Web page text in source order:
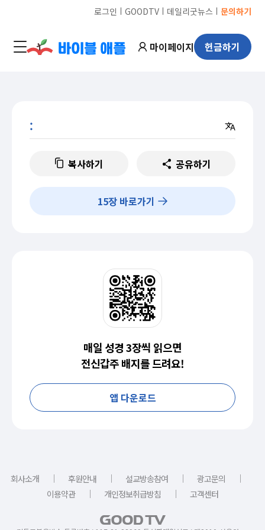
로그인 ㅣ GOODTVㅣ 데일리굿뉴스 ㅣ 문의하기
마이페이지 헌금하기
:
복사하기 공유하기
15장 바로가기
매일 성경 3장씩 읽으면
전신갑주 배지를 드려요!
앱 다운로드
회사소개 ｜ 후원안내 ｜ 설교방송참여 ｜ 광고문의
｜
이용약관
｜ 개인정보취급방침 ｜ 고객센터